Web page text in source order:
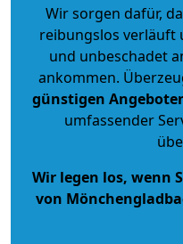
Wir sorgen dafür,
reibungslos verläuft
und unbeschadet
ankommen.
günstigen
umfassender
Wir legen los, wenn
von